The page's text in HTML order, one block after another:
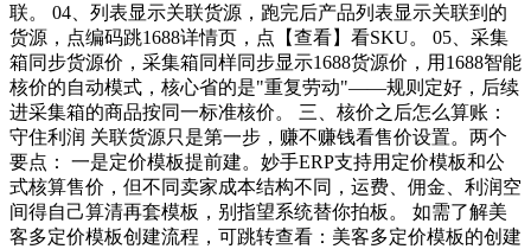
联。 04、列表显示关联货源，跑完后产品列表显示关联到的
货源，点编码跳1688详情页，点【查看】看SKU。 05、采集
箱同步货源价，采集箱同样同步显示1688货源价，用1688智能
核价的自动模式，核心省的是"重复劳动"——规则定好，后续
进采集箱的商品按同一标准核价。 三、核价之后怎么算账：
守住利润 关联货源只是第一步，赚不赚钱看售价设置。两个
要点： 一是定价模板提前建。妙手ERP支持用定价模板和公
式核算售价，但不同卖家成本结构不同，运费、佣金、利润空
间得自己算清再套模板，别指望系统替你拍板。 如需了解美
客多定价模板创建流程，可跳转查看：美客多定价模板的创建